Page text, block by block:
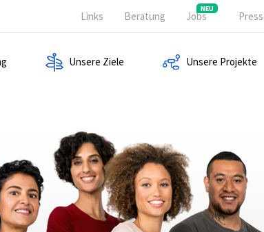
Links Beratung Jobs
Unsere Ziele Unsere Projekte